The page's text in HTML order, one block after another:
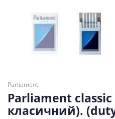
Parliament
Parliament
класичний).